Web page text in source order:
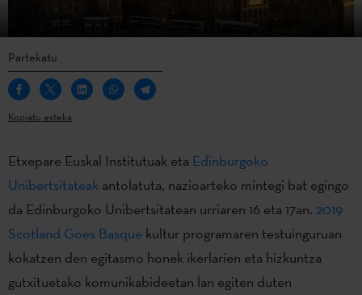
Partekatu
Kopiatu esteka
Etxepare Euskal Institutuak eta Edinburgoko
Unibertsitateak antolatuta, nazioarteko mintegi bat egingo
da Edinburgoko Unibertsitatean urriaren 16 eta 17an. 2019
Scotland Goes Basque kultur programaren testuinguruan
kokatzen den egitasmo honek ikerlarien eta hizkuntza
gutxituetako komunikabideetan lan egiten duten